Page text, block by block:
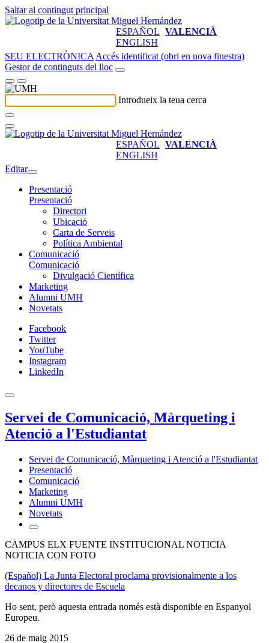
Saltar al contingut principal
ESPAÑOL VALENCIÀ
ENGLISH
SEU ELECTRÒNICA Accés identificat (obri en nova finestra)
Gestor de continguts del lloc
Introdueix la teua cerca
ESPAÑOL VALENCIÀ
ENGLISH
Editar
Presentació
Presentació
Directori
Ubicació
Carta de Serveis
Política Ambiental
Comunicació
Comunicació
Divulgació Científica
Marketing
Alumni UMH
Novetats
Facebook
Twitter
YouTube
Instagram
LinkedIn
Servei de Comunicació, Màrqueting i
Atenció a l'Estudiantat
Servei de Comunicació, Màrqueting i Atenció a l'Estudiantat
Presentació
Comunicació
Marketing
Alumni UMH
Novetats
CAMPUS ELX FUENTE INSTITUCIONAL NOTICIA
NOTICIA CON FOTO
(Español) La Junta Electoral proclama provisionalmente a los
decanos y directores de Escuela
Ho sent, però aquesta entrada només està disponible en Espanyol
Europeu.
26 de maig 2015